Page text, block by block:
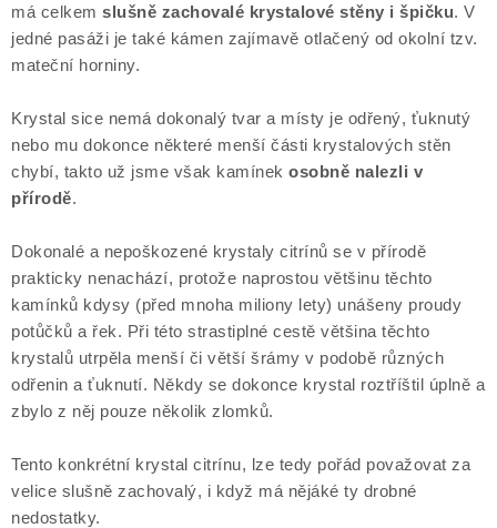
má celkem slušně zachovalé krystalové stěny i špičku. V
jedné pasáži je také kámen zajímavě otlačený od okolní tzv.
mateční horniny.
Krystal sice nemá dokonalý tvar a místy je odřený, ťuknutý
nebo mu dokonce některé menší části krystalových stěn
chybí, takto už jsme však kamínek osobně nalezli v
přírodě.
Dokonalé a nepoškozené krystaly citrínů se v přírodě
prakticky nenachází, protože naprostou většinu těchto
kamínků kdysy (před mnoha miliony lety) unášeny proudy
potůčků a řek. Při této strastiplné cestě většina těchto
krystalů utrpěla menší či větší šrámy v podobě různých
odřenin a ťuknutí. Někdy se dokonce krystal roztříštil úplně a
zbylo z něj pouze několik zlomků.
Tento konkrétní krystal citrínu, lze tedy pořád považovat za
velice slušně zachovalý, i když má nějáké ty drobné
nedostatky.